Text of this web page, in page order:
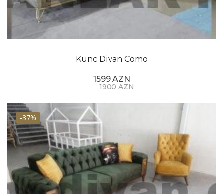
Künc Divan Como
1599 AZN
1900 AZN
-37%